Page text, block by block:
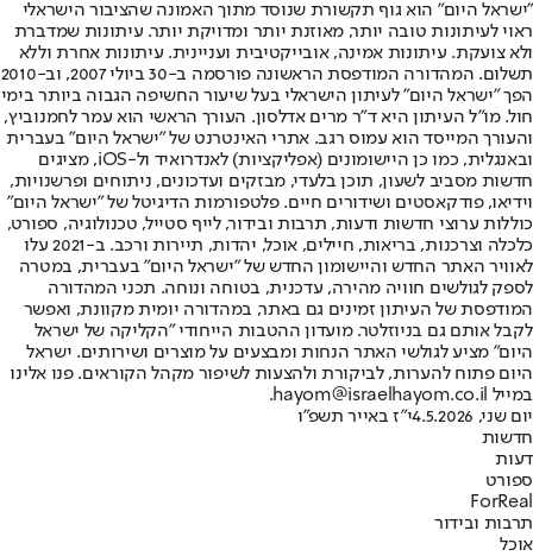
"ישראל היום" הוא גוף תקשורת שנוסד מתוך האמונה שהציבור הישראלי
ראוי לעיתונות טובה יותר, מאוזנת יותר ומדויקת יותר. עיתונות שמדברת
ולא צועקת. עיתונות אמינה, אובייקטיבית ועניינית. עיתונות אחרת וללא
תשלום. המהדורה המודפסת הראשונה פורסמה ב-30 ביולי 2007, וב-2010
הפך "ישראל היום" לעיתון הישראלי בעל שיעור החשיפה הגבוה ביותר בימי
חול. מו"ל העיתון היא ד"ר מרים אדלסון. העורך הראשי הוא עמר לחמנוביץ,
והעורך המייסד הוא עמוס רגב. אתרי האינטרנט של "ישראל היום" בעברית
ובאנגלית, כמו כן היישומונים (אפליקציות) לאנדרואיד ול-iOS, מציגים
חדשות מסביב לשעון, תוכן בלעדי, מבזקים ועדכונים, ניתוחים ופרשנויות,
וידיאו, פודקאסטים ושידורים חיים. פלטפורמות הדיגיטל של "ישראל היום"
כוללות ערוצי חדשות ודעות, תרבות ובידור, לייף סטייל, טכנולוגיה, ספורט,
כלכלה וצרכנות, בריאות, חיילים, אוכל, יהדות, תיירות ורכב. ב-2021 עלו
לאוויר האתר החדש והיישומון החדש של "ישראל היום" בעברית, במטרה
לספק לגולשים חוויה מהירה, עדכנית, בטוחה ונוחה. תכני המהדורה
המודפסת של העיתון זמינים גם באתר, במהדורה יומית מקוונת, ואפשר
לקבל אותם גם בניוזלטר. מועדון ההטבות הייחודי "הקליקה של ישראל
היום" מציע לגולשי האתר הנחות ומבצעים על מוצרים ושירותים. ישראל
היום פתוח להערות, לביקורת ולהצעות לשיפור מקהל הקוראים. פנו אלינו
במייל hayom@israelhayom.co.il.
יום שני, 4.5.2026
י"ז באייר תשפ"ו
חדשות
דעות
ספורט
ForReal
תרבות ובידור
אוכל